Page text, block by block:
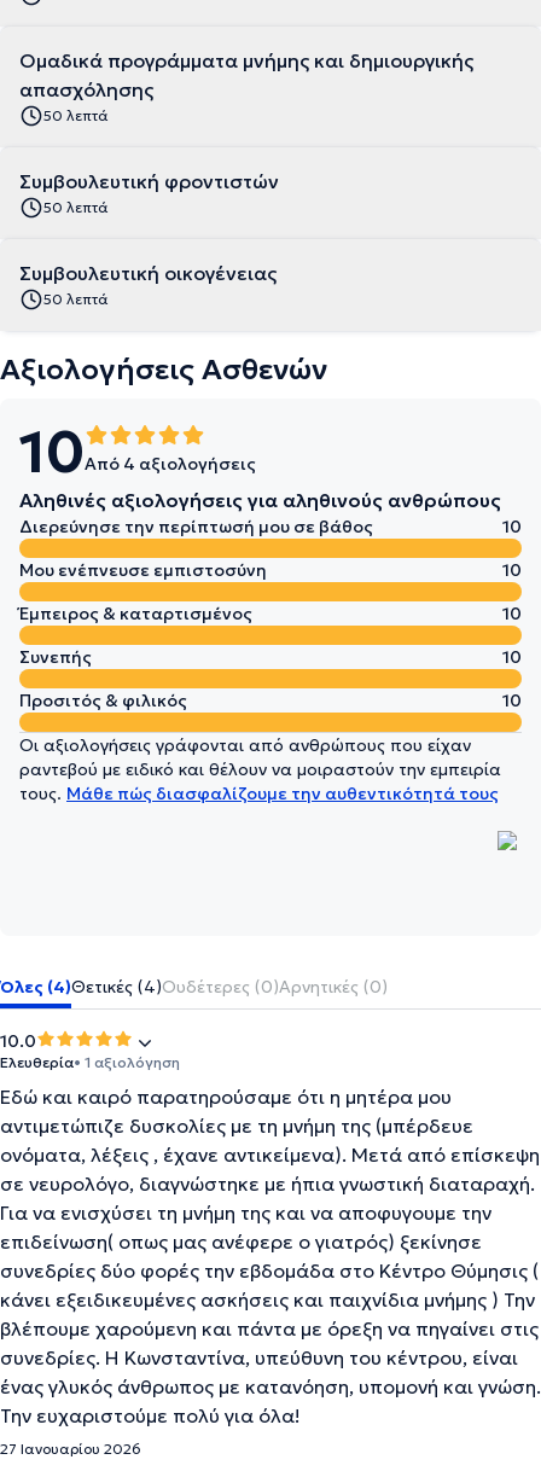
Ομαδικά προγράμματα μνήμης και δημιουργικής
απασχόλησης
50 λεπτά
Συμβουλευτική φροντιστών
50 λεπτά
Συμβουλευτική οικογένειας
50 λεπτά
Αξιολογήσεις Ασθενών
10Από 4 αξιολογήσεις
Αληθινές αξιολογήσεις για αληθινούς ανθρώπους
Διερεύνησε την περίπτωσή μου σε βάθος
10
Μου ενέπνευσε εμπιστοσύνη
10
Έμπειρος & καταρτισμένος
10
Συνεπής
10
Προσιτός & φιλικός
10
Οι αξιολογήσεις γράφονται από ανθρώπους που είχαν
ραντεβού με ειδικό και θέλουν να μοιραστούν την εμπειρία
τους. Μάθε πώς διασφαλίζουμε την αυθεντικότητά τους
Όλες (4)Θετικές (4)Ουδέτερες (0)Αρνητικές (0)
10.0
Ελευθερία• 1 αξιολόγηση
Εδώ και καιρό παρατηρούσαμε ότι η μητέρα μου
αντιμετώπιζε δυσκολίες με τη μνήμη της (μπέρδευε
ονόματα, λέξεις , έχανε αντικείμενα). Μετά από επίσκεψη
σε νευρολόγο, διαγνώστηκε με ήπια γνωστική διαταραχή.
Για να ενισχύσει τη μνήμη της και να αποφυγουμε την
επιδείνωση( οπως μας ανέφερε ο γιατρός) ξεκίνησε
συνεδρίες δύο φορές την εβδομάδα στο Κέντρο Θύμησις (
κάνει εξειδικευμένες ασκήσεις και παιχνίδια μνήμης ) Την
βλέπουμε χαρούμενη και πάντα με όρεξη να πηγαίνει στις
συνεδρίες. Η Κωνσταντίνα, υπεύθυνη του κέντρου, είναι
ένας γλυκός άνθρωπος με κατανόηση, υπομονή και γνώση.
Την ευχαριστούμε πολύ για όλα!
27 Ιανουαρίου 2026